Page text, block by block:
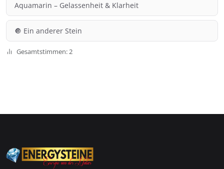
Aquamarin – Gelassenheit & Klarheit
🔘 Ein anderer Stein
Gesamtstimmen: 2